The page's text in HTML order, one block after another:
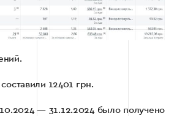
12401 грн.
— 31.12.2024 было получено